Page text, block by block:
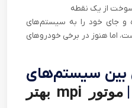
سوخت از یک نقطه
و جای خود را به سیستم‌های
اما هنوز در برخی خودروهای
بین سیستم‌های
موتور mpi بهتر